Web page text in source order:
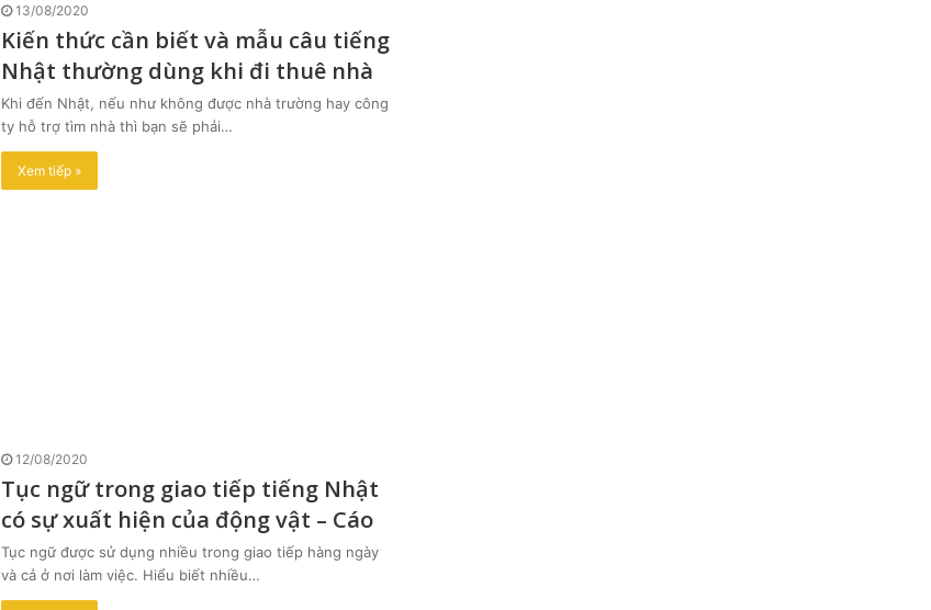
13/08/2020
Kiến thức cần biết và mẫu câu tiếng
Nhật thường dùng khi đi thuê nhà
Khi đến Nhật, nếu như không được nhà trường hay công
ty hỗ trợ tìm nhà thì bạn sẽ phải…
Xem tiếp »
12/08/2020
Tục ngữ trong giao tiếp tiếng Nhật
có sự xuất hiện của động vật – Cáo
Tục ngữ được sử dụng nhiều trong giao tiếp hàng ngày
và cả ở nơi làm việc. Hiểu biết nhiều…